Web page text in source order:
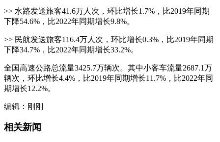
>> 水路发送旅客41.6万人次，环比增长1.7%，比2019年同期
下降54.6%，比2022年同期增长9.8%。
>> 民航发送旅客116.4万人次，环比增长0.3%，比2019年同期
下降34.7%，比2022年同期增长33.2%。
全国高速公路总流量3425.7万辆次。其中小客车流量2687.1万
辆次，环比增长4.4%，比2019年同期增长11.7%，比2022年同
期增长12.2%。
编辑：刚刚
相关新闻